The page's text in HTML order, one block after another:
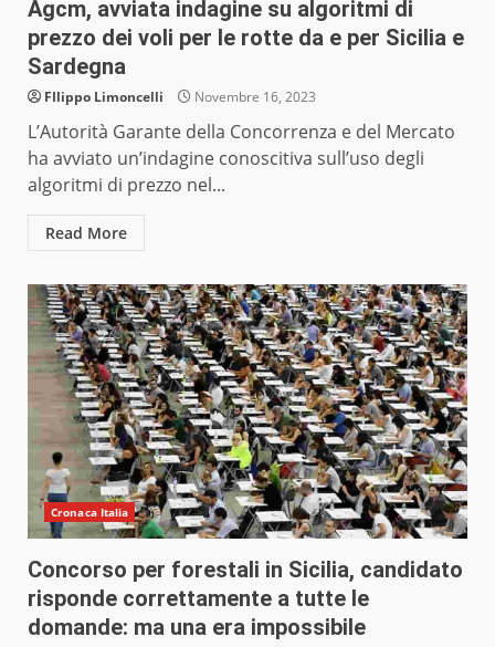
Agcm, avviata indagine su algoritmi di
prezzo dei voli per le rotte da e per Sicilia e
Sardegna
FIlippo Limoncelli Novembre 16, 2023
L’Autorità Garante della Concorrenza e del Mercato
ha avviato un’indagine conoscitiva sull’uso degli
algoritmi di prezzo nel...
Read More
Cronaca Italia
Concorso per forestali in Sicilia, candidato
risponde correttamente a tutte le
domande: ma una era impossibile